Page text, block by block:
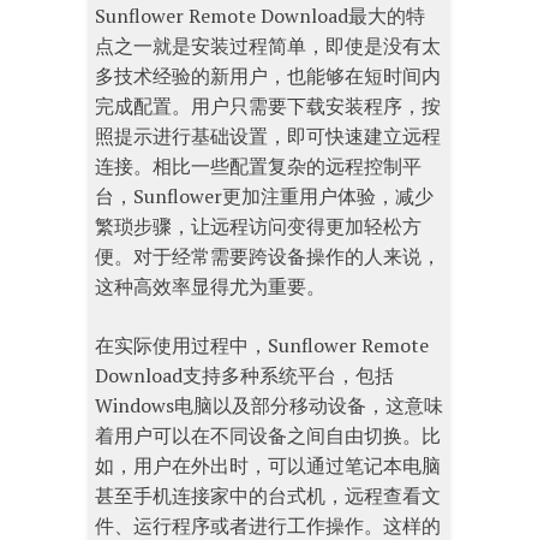
Sunflower Remote Download最大的特
点之一就是安装过程简单，即使是没有太
多技术经验的新用户，也能够在短时间内
完成配置。用户只需要下载安装程序，按
照提示进行基础设置，即可快速建立远程
连接。相比一些配置复杂的远程控制平
台，Sunflower更加注重用户体验，减少
繁琐步骤，让远程访问变得更加轻松方
便。对于经常需要跨设备操作的人来说，
这种高效率显得尤为重要。
在实际使用过程中，Sunflower Remote
Download支持多种系统平台，包括
Windows电脑以及部分移动设备，这意味
着用户可以在不同设备之间自由切换。比
如，用户在外出时，可以通过笔记本电脑
甚至手机连接家中的台式机，远程查看文
件、运行程序或者进行工作操作。这样的